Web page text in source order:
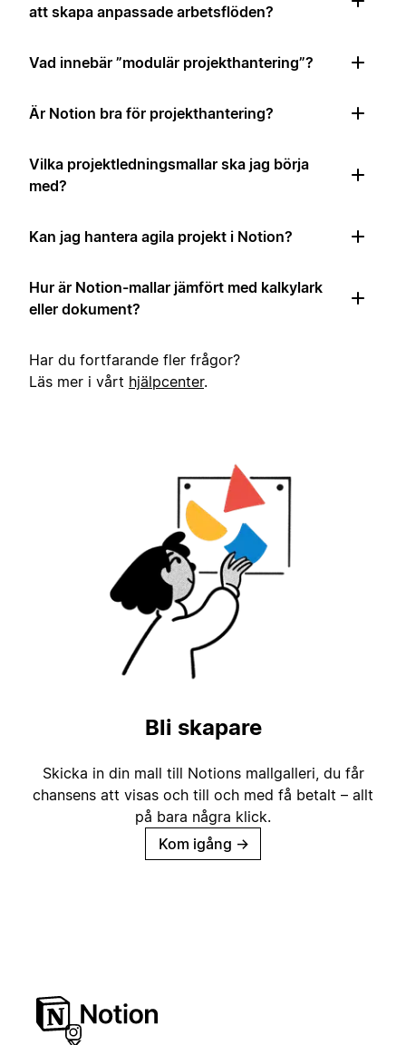
att skapa anpassade arbetsflöden?
Vad innebär ”modulär projekthantering”?
Är Notion bra för projekthantering?
Vilka projektledningsmallar ska jag börja
med?
Kan jag hantera agila projekt i Notion?
Hur är Notion-mallar jämfört med kalkylark
eller dokument?
Har du fortfarande fler frågor?
Läs mer i vårt hjälpcenter.
Bli skapare
Skicka in din mall till Notions mallgalleri, du får
chansens att visas och till och med få betalt – allt
på bara några klick.
Kom igång →